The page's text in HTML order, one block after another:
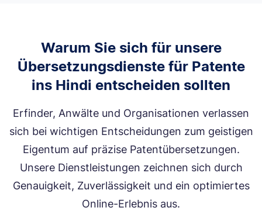
Warum Sie sich für unsere
Übersetzungsdienste für Patente
ins Hindi entscheiden sollten
Erfinder, Anwälte und Organisationen verlassen
sich bei wichtigen Entscheidungen zum geistigen
Eigentum auf präzise Patentübersetzungen.
Unsere Dienstleistungen zeichnen sich durch
Genauigkeit, Zuverlässigkeit und ein optimiertes
Online-Erlebnis aus.